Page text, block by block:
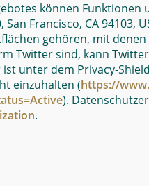
können
San Francisco, CA
gehören, mit
Twitter sind, kann
unter dem Privacy-
einzuhalten (https://
).
.